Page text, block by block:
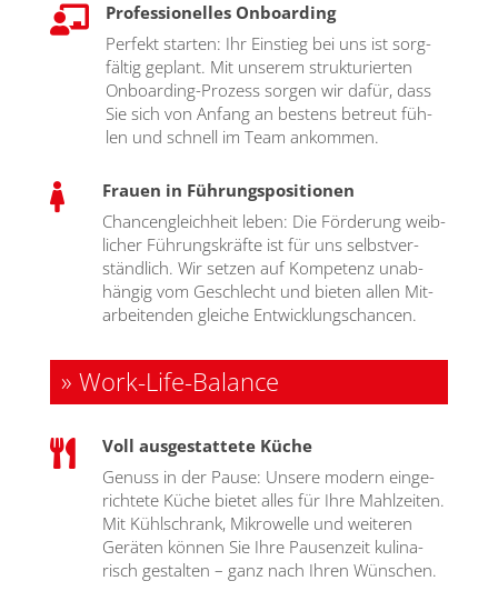

Professionelles Onboarding
Per­fekt star­ten: Ihr Ein­stieg bei uns ist sorg­
fäl­tig geplant. Mit unse­rem struk­tu­rier­ten
Onboar­ding-Pro­zess sor­gen wir dafür, dass
Sie sich von Anfang an bes­tens betreut füh­
len und schnell im Team ankom­men.

Frauen in Führungspositionen
Chan­cen­gleich­heit leben: Die För­de­rung weib­
li­cher Füh­rungs­kräf­te ist für uns selbst­ver­
ständ­lich. Wir set­zen auf Kom­pe­tenz unab­
hän­gig vom Geschlecht und bie­ten allen Mit­
ar­bei­ten­den glei­che Ent­wick­lungs­chan­cen.
» Work-Life-Balance

Voll ausgestattete Küche
Genuss in der Pau­se: Unse­re modern ein­ge­
rich­te­te Küche bie­tet alles für Ihre Mahl­zei­ten.
Mit Kühl­schrank, Mikro­wel­le und wei­te­ren
Gerä­ten kön­nen Sie Ihre Pau­sen­zeit kuli­na­
risch gestal­ten – ganz nach Ihren Wün­schen.